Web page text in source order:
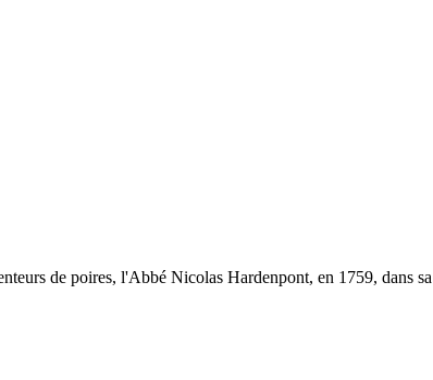
de poires, l'Abbé Nicolas Hardenpont, en 1759, dans